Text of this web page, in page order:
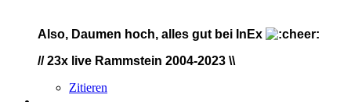
Also, Daumen hoch, alles gut bei InEx
// 23x live Rammstein 2004-2023 \\
Zitieren